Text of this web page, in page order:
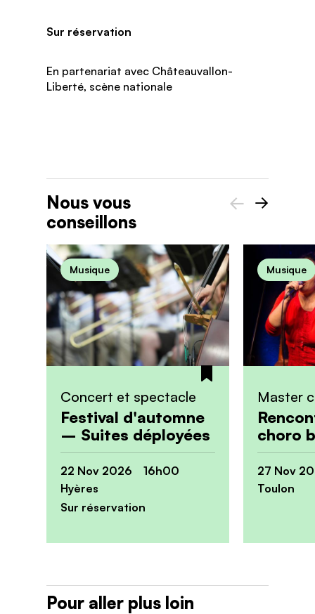
Sur réservation
En partenariat avec Châteauvallon-
Liberté, scène nationale
Nous vous
conseillons
Festival d'automne
– Suites déployées
Concert et spectacle
22 Nov 2026 16h00
Hyères
Sur réservation
Musique
choro
Master
27 Nov
Toulon
Musique
Pour aller plus loin